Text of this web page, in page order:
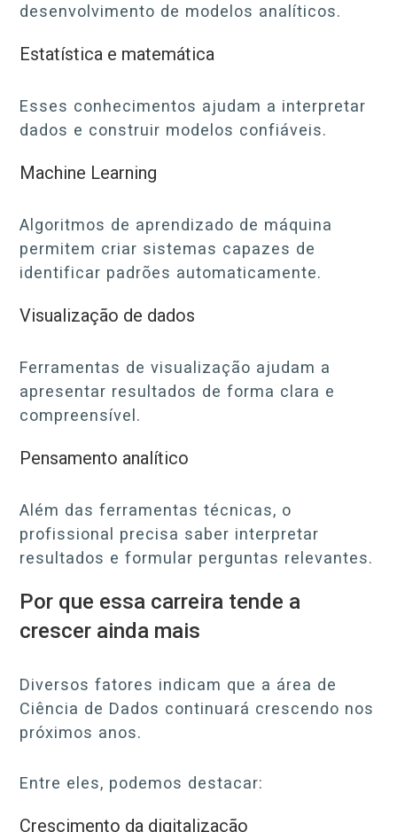
desenvolvimento de modelos analíticos.
Estatística e matemática
Esses conhecimentos ajudam a interpretar
dados e construir modelos confiáveis.
Machine Learning
Algoritmos de aprendizado de máquina
permitem criar sistemas capazes de
identificar padrões automaticamente.
Visualização de dados
Ferramentas de visualização ajudam a
apresentar resultados de forma clara e
compreensível.
Pensamento analítico
Além das ferramentas técnicas, o
profissional precisa saber interpretar
resultados e formular perguntas relevantes.
Por que essa carreira tende a
crescer ainda mais
Diversos fatores indicam que a área de
Ciência de Dados continuará crescendo nos
próximos anos.
Entre eles, podemos destacar:
Crescimento da digitalização